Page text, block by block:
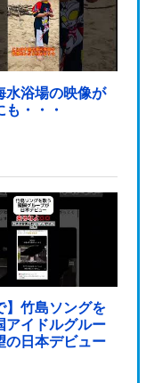
水浴場の映像が
も・・・
】竹島ソングを
アイドルグルー
の日本デビュー